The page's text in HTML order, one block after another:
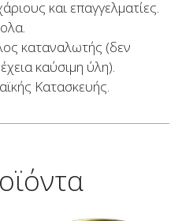
και επαγγελματίες.
καταναλωτής (δεν
καύσιμη ύλη).
Κατασκευής.